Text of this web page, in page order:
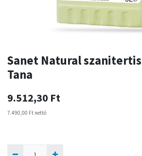
Sanet Natural
Tana
9.512,30 Ft
7.490,00 Ft nettó